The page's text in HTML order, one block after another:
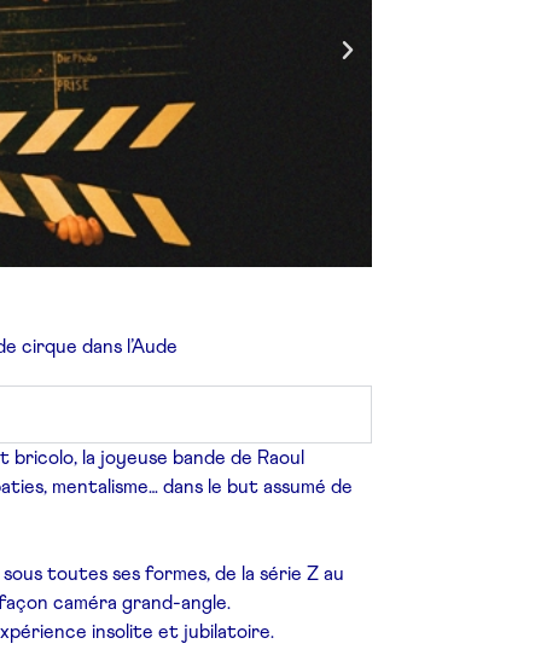
cirque dans l’Aude
la joyeuse bande de Raoul
mentalisme… dans le but assumé de
toutes ses formes, de la série Z au
caméra grand-angle.
insolite et jubilatoire.